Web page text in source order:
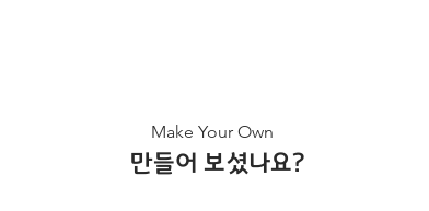
Make Your Own
​만들어 보셨나요?